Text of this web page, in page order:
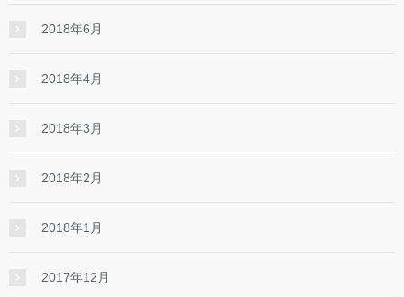
2018年6月
2018年4月
2018年3月
2018年2月
2018年1月
2017年12月